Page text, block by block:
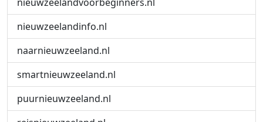
nieuwzeelandinfo.nl
naarnieuwzeeland.nl
smartnieuwzeeland.nl
puurnieuwzeeland.nl